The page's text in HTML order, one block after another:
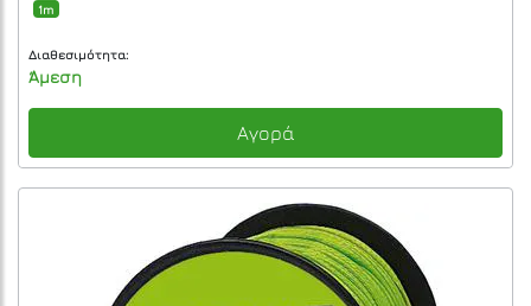
1m
Διαθεσιμότητα:
Άμεση
Αγορά